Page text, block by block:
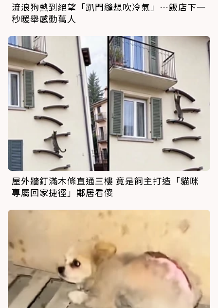
流浪狗熱到絕望「趴門縫想吹冷氣」…飯店下一
秒暖舉感動萬人
屋外牆釘滿木條直通三樓 竟是飼主打造「貓咪
專屬回家捷徑」鄰居看傻